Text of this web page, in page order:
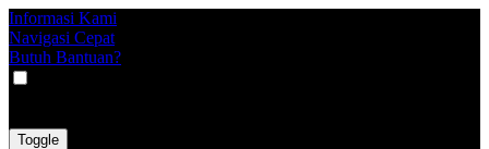
Informasi Kami
Navigasi Cepat
Butuh Bantuan?
Toggle